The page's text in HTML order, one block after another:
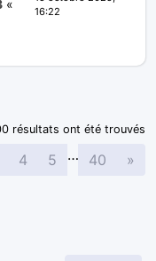
«
16:22
résultats ont été trouvés
4 5 … 40 »